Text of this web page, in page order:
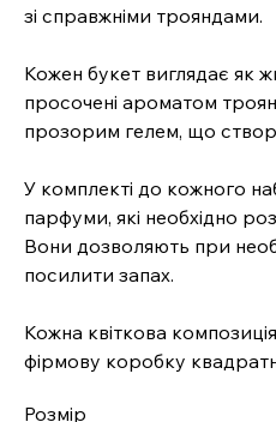
зі справжніми трояндами.
Кожен букет виглядає як
просочені ароматом
прозорим гелем, що
У комплекті до кожного
парфуми, які необхідно
Вони дозволяють при
посилити запах.
Кожна квіткова
фірмову коробку
Розмір